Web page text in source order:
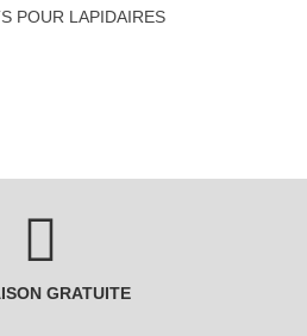
POUR LAPIDAIRES
GRATUITE